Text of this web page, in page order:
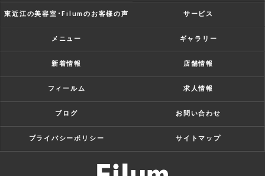
東近江の美容室･Filumのお客様の声 サービス
メニュー ギャラリー
新着情報 店舗情報
フィールム 求人情報
ブログ お問い合わせ
プライバシーポリシー サイトマップ